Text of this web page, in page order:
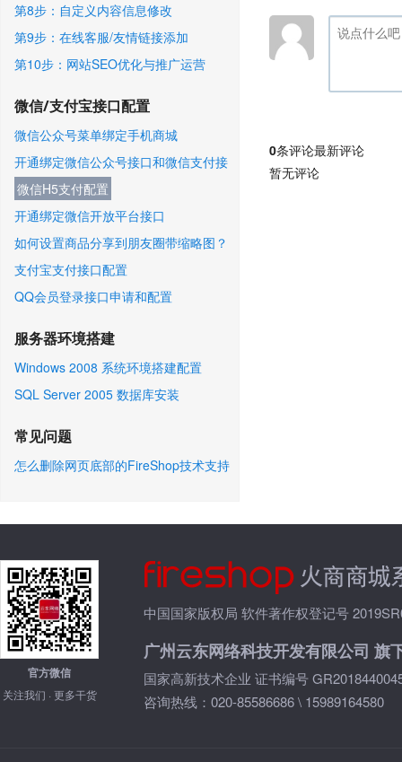
0条评论最新评论
暂无评论
第8步：自定义内容信息修改
第9步：在线客服/友情链接添加
第10步：网站SEO优化与推广运营
微信/支付宝接口配置
微信公众号菜单绑定手机商城
开通绑定微信公众号接口和微信支付接
口
微信H5支付配置
开通绑定微信开放平台接口
如何设置商品分享到朋友圈带缩略图？
支付宝支付接口配置
QQ会员登录接口申请和配置
服务器环境搭建
Windows 2008 系统环境搭建配置
SQL Server 2005 数据库安装
常见问题
怎么删除网页底部的FireShop技术支持
官方微信
关注我们 · 更多干货
中国国家版权局 软件著作权登记号
广州云东网络科技开发有限公司 旗
国家高新技术企业 证书编号
咨询热线：020-85586686 \ 15989164580